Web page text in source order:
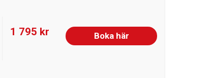
1 795 kr Boka här